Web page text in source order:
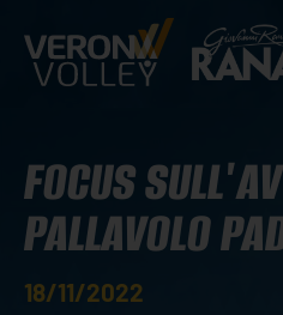
FOCUS
PALLAVOLO
18/11/2022